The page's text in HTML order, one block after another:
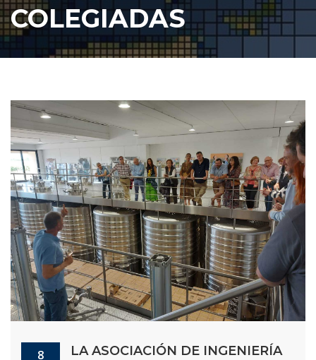
COLEGIADAS
8
LA ASOCIACIÓN DE INGENIERÍA